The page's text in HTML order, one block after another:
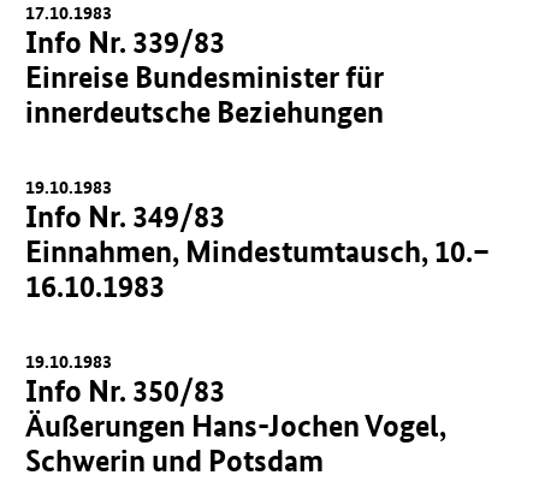
17.10.1983
Info Nr. 339/83
Einreise Bundesminister für
innerdeutsche Beziehungen
19.10.1983
Info Nr. 349/83
Einnahmen, Mindestumtausch, 10.–
16.10.1983
19.10.1983
Info Nr. 350/83
Äußerungen Hans-Jochen Vogel,
Schwerin und Potsdam